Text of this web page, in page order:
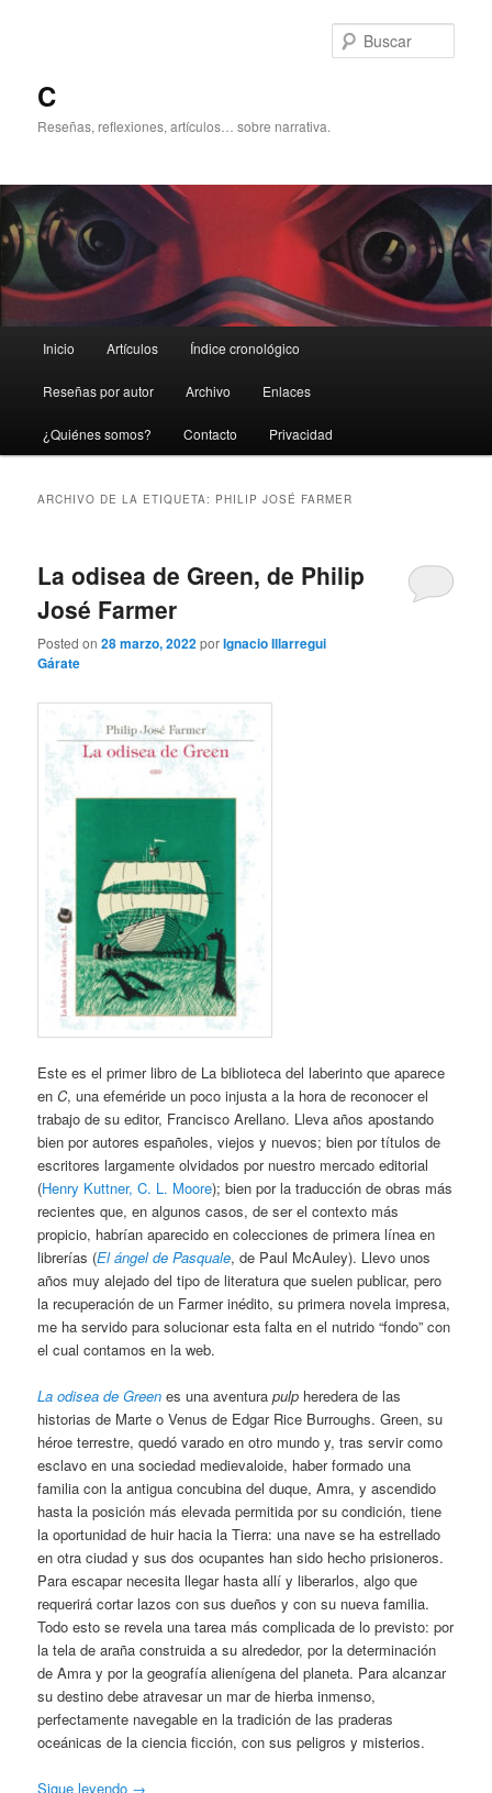
C
Reseñas, reflexiones, artículos… sobre narrativa.
principal
Inicio Artículos Índice cronológico
Reseñas por autor Archivo Enlaces
¿Quiénes somos? Contacto Privacidad
ARCHIVO DE LA ETIQUETA: PHILIP JOSÉ FARMER
La odisea de Green, de Philip
José Farmer
Posted on28 marzo, 2022porIgnacio Illarregui
Gárate
Este es el primer libro de La biblioteca del laberinto que aparece
enC, una efeméride un poco injusta a la hora de reconocer el
trabajo de su editor, Francisco Arellano. Lleva años apostando
bien por autores españoles, viejos y nuevos; bien por títulos de
escritores largamente olvidados por nuestro mercado editorial
(Henry Kuttner, C. L. Moore); bien por la traducción de obras más
recientes que, en algunos casos, de ser el contexto más
propicio, habrían aparecido en colecciones de primera línea en
librerías (El ángel de Pasquale, de Paul McAuley). Llevo unos
años muy alejado del tipo de literatura que suelen publicar, pero
la recuperación de un Farmer inédito, su primera novela impresa,
me ha servido para solucionar esta falta en el nutrido “fondo” con
el cual contamos en la web.
La odisea de Green es una aventurapulp heredera de las
historias de Marte o Venus de Edgar Rice Burroughs. Green, su
héroe terrestre, quedó varado en otro mundo y, tras servir como
esclavo en una sociedad medievaloide, haber formado una
familia con la antigua concubina del duque, Amra, y ascendido
hasta la posición más elevada permitida por su condición, tiene
la oportunidad de huir hacia la Tierra: una nave se ha estrellado
en otra ciudad y sus dos ocupantes han sido hecho prisioneros.
Para escapar necesita llegar hasta allí y liberarlos, algo que
requerirá cortar lazos con sus dueños y con su nueva familia.
Todo esto se revela una tarea más complicada de lo previsto: por
la tela de araña construida a su alrededor, por la determinación
de Amra y por la geografía alienígena del planeta. Para alcanzar
su destino debe atravesar un mar de hierba inmenso,
perfectamente navegable en la tradición de las praderas
oceánicas de la ciencia ficción, con sus peligros y misterios.
Sigue leyendo →